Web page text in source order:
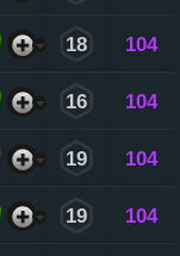
18 104
16 104
19 104
19 104